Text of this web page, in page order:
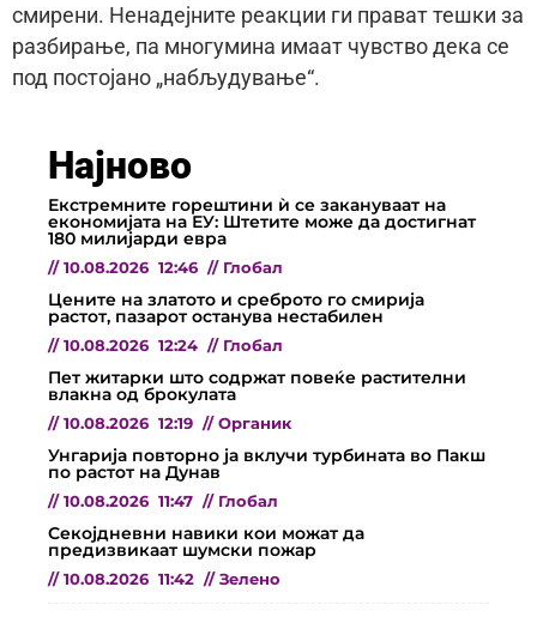
смирени. Ненадејните реакции ги прават тешки за
разбирање, па многумина имаат чувство дека се
под постојано „набљудување“.
Најново
Екстремните горештини ѝ се закануваат на
економијата на ЕУ: Штетите може да достигнат
180 милијарди евра
// 10.08.2026 12:46 // Глобал
Цените на златото и среброто го смирија
растот, пазарот останува нестабилен
// 10.08.2026 12:24 // Глобал
Пет житарки што содржат повеќе растителни
влакна од брокулата
// 10.08.2026 12:19 // Органик
Унгарија повторно ја вклучи турбината во Пакш
по растот на Дунав
// 10.08.2026 11:47 // Глобал
Секојдневни навики кои можат да
предизвикаат шумски пожар
// 10.08.2026 11:42 // Зелено